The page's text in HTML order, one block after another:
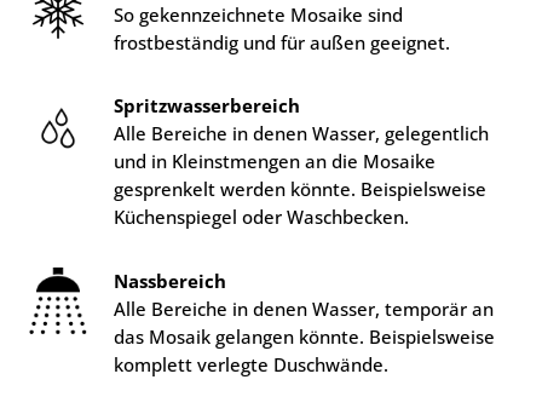
So gekennzeichnete Mosaike sind
frostbeständig und für außen geeignet.
Spritzwasserbereich
Alle Bereiche in denen Wasser, gelegentlich
und in Kleinstmengen an die Mosaike
gesprenkelt werden könnte. Beispielsweise
Küchenspiegel oder Waschbecken.
Nassbereich
Alle Bereiche in denen Wasser, temporär an
das Mosaik gelangen könnte. Beispielsweise
komplett verlegte Duschwände.